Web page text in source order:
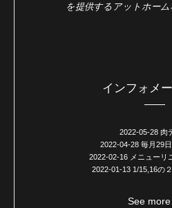
を提供するアットホーム
インフォメ
2022-05-28 肉
2022-04-28 毎月29
2022-02-16 メニューリ
2022-01-13 1/15,16の
See